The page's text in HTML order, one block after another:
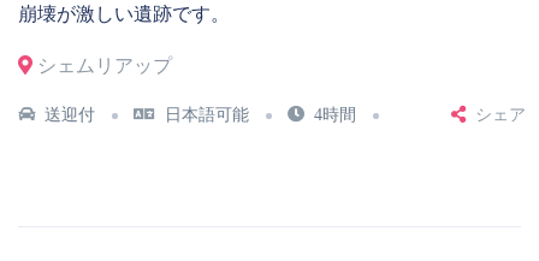
崩壊が激しい遺跡です。
シェムリアップ
送迎付 日本語可能 4時間 シェア